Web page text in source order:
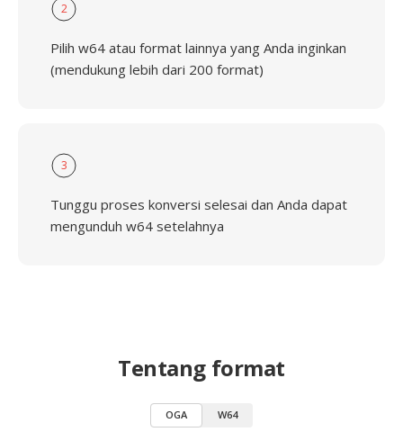
2
Pilih w64 atau format lainnya yang Anda inginkan
(mendukung lebih dari 200 format)
3
Tunggu proses konversi selesai dan Anda dapat
mengunduh w64 setelahnya
Tentang format
OGA W64